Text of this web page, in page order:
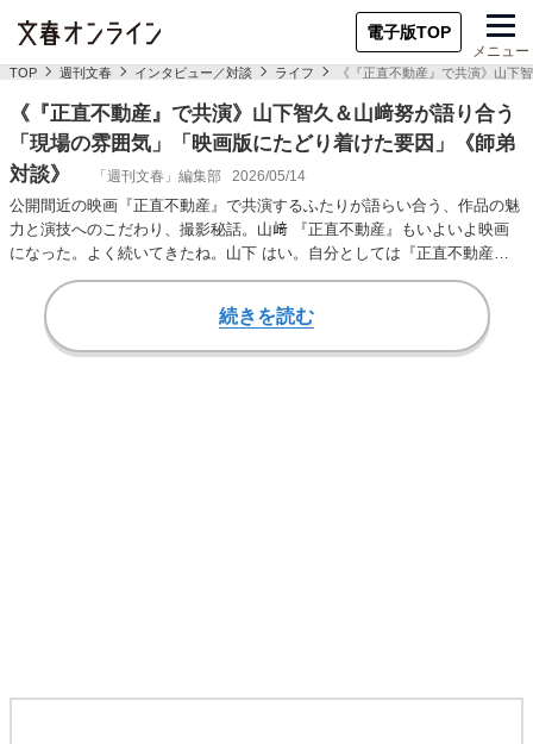
電子版TOP
メニュー
TOP 週刊文春 インタビュー／対談 ライフ 《『正直不動産』で共演》山下
《『正直不動産』で共演》山下智久＆山﨑努が語り合う
「現場の雰囲気」「映画版にたどり着けた要因」《師弟
対談》
「週刊文春」編集部 2026/05/14
公開間近の映画『正直不動産』で共演するふたりが語らい合う、作品の魅
力と演技へのこだわり、撮影秘話。山﨑 『正直不動産』もいよいよ映画
になった。よく続いてきたね。山下 はい。自分としては『正直不動産』
のシリーズの魅力…
続きを読む